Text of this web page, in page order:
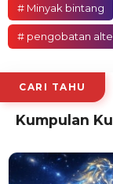
# Minyak bintang
# pengobatan
CARI TAHU
Kumpulan